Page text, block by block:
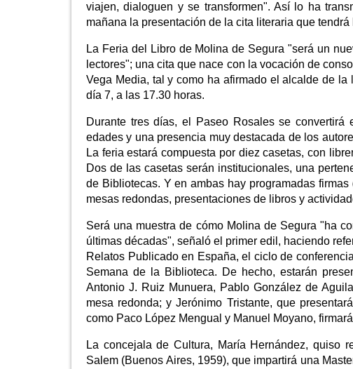
viajen, dialoguen y se transformen". Así lo ha
mañana la presentación de la cita literaria que
La Feria del Libro de Molina de Segura "será un
lectores"; una cita que nace con la vocación de
Vega Media, tal y como ha afirmado el alcalde de
día 7, a las 17.30 horas.
Durante tres días, el Paseo Rosales se
edades y una presencia muy destacada de los
La feria estará compuesta por diez casetas, con
Dos de las casetas serán institucionales, una
de Bibliotecas. Y en ambas hay programadas
mesas redondas, presentaciones de libros y
Será una muestra de cómo Molina de Segura "ha
últimas décadas", señaló el primer edil, haciendo
Relatos Publicado en España, el ciclo de
Semana de la Biblioteca. De hecho, estarán
Antonio J. Ruiz Munuera, Pablo González de
mesa redonda; y Jerónimo Tristante, que
como Paco López Mengual y Manuel Moyano,
La concejala de Cultura, María Hernández, quiso
Salem (Buenos Aires, 1959), que impartirá una